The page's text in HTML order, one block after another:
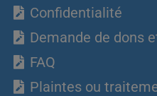
Confidentialité
Demande de dons
FAQ
Plaintes ou